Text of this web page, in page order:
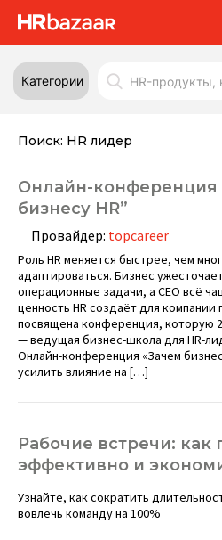
Категории
Поиск: HR лидер
Онлайн-конференция
бизнесу HR”
Провайдер: topcareer
Роль HR меняется быстрее, чем
адаптироваться. Бизнес
операционные задачи, а CEO всё
ценность HR создаёт для
посвящена конференция, которую
— ведущая бизнес-школа для HR-
Онлайн-конференция «Зачем
усилить влияние на […]
Рабочие встречи: как
эффективно и
Узнайте, как сократить
вовлечь команду на 100%